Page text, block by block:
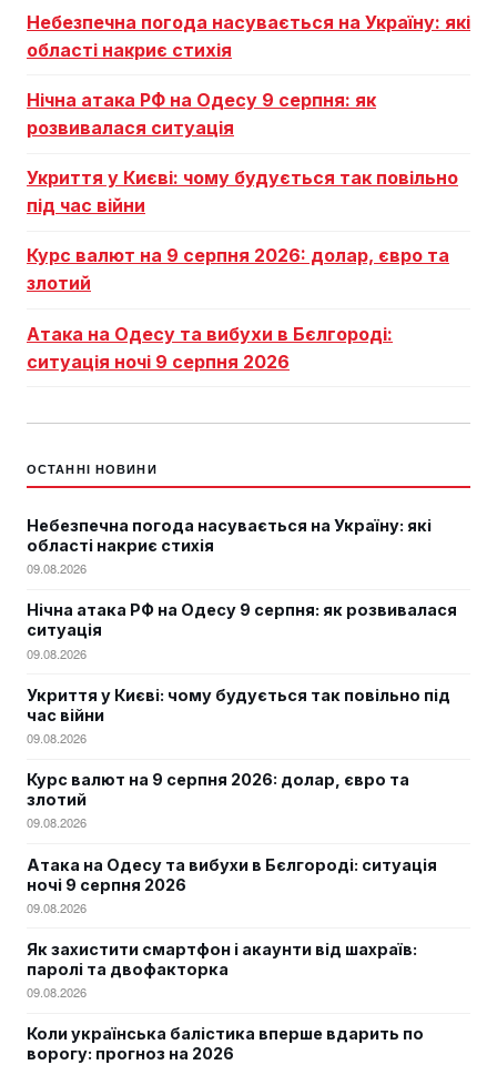
Небезпечна погода насувається на Україну: які
області накриє стихія
Нічна атака РФ на Одесу 9 серпня: як
розвивалася ситуація
Укриття у Києві: чому будується так повільно
під час війни
Курс валют на 9 серпня 2026: долар, євро та
злотий
Атака на Одесу та вибухи в Бєлгороді:
ситуація ночі 9 серпня 2026
ОСТАННІ НОВИНИ
Небезпечна погода насувається на Україну: які
області накриє стихія
09.08.2026
Нічна атака РФ на Одесу 9 серпня: як розвивалася
ситуація
09.08.2026
Укриття у Києві: чому будується так повільно під
час війни
09.08.2026
Курс валют на 9 серпня 2026: долар, євро та
злотий
09.08.2026
Атака на Одесу та вибухи в Бєлгороді: ситуація
ночі 9 серпня 2026
09.08.2026
Як захистити смартфон і акаунти від шахраїв:
паролі та двофакторка
09.08.2026
Коли українська балістика вперше вдарить по
ворогу: прогноз на 2026